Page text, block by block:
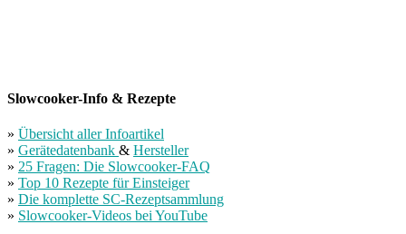
Slowcooker-Info & Rezepte
» Übersicht aller Infoartikel
» Gerätedatenbank & Hersteller
» 25 Fragen: Die Slowcooker-FAQ
» Top 10 Rezepte für Einsteiger
» Die komplette SC-Rezeptsammlung
» Slowcooker-Videos bei YouTube